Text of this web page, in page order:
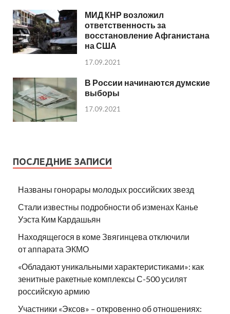
МИД КНР возложил
ответственность за
восстановление Афганистана
на США
17.09.2021
В России начинаются думские
выборы
17.09.2021
ПОСЛЕДНИЕ ЗАПИСИ
Названы гонорары молодых российских звезд
Стали известны подробности об изменах Канье
Уэста Ким Кардашьян
Находящегося в коме Звягинцева отключили
от аппарата ЭКМО
«Обладают уникальными характеристиками»: как
зенитные ракетные комплексы С-500 усилят
российскую армию
Участники «Эксов» – откровенно об отношениях: